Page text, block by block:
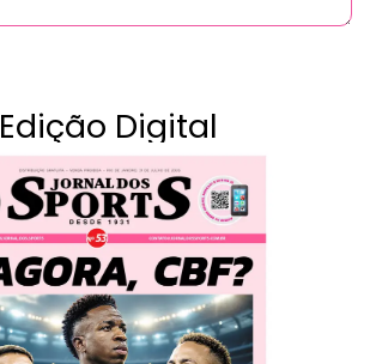
Edição Digital